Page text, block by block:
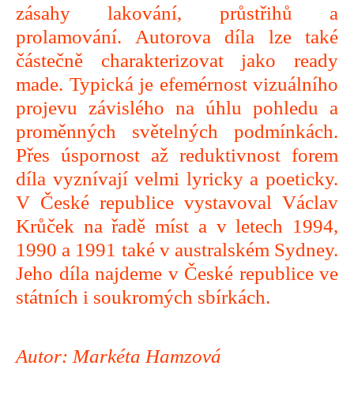
zásahy lakování, průstřihů a
prolamování. Autorova díla lze také
částečně charakterizovat jako ready
made. Typická je efemérnost vizuálního
projevu závislého na úhlu pohledu a
proměnných světelných podmínkách.
Přes úspornost až reduktivnost forem
díla vyznívají velmi lyricky a poeticky.
V České republice vystavoval Václav
Krůček na řadě míst a v letech 1994,
1990 a 1991 také v australském Sydney.
Jeho díla najdeme v České republice ve
státních i soukromých sbírkách.
Autor: Markéta Hamzová